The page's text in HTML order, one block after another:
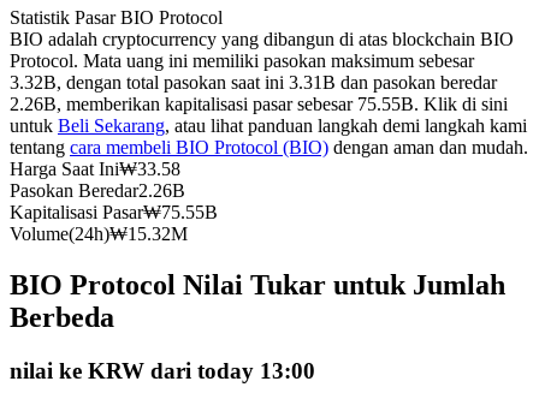
Copy Trading
Bergabunglah dengan pedagang top
Statistik Pasar BIO Protocol
BIO adalah cryptocurrency yang dibangun di atas blockchain BIO
Protocol. Mata uang ini memiliki pasokan maksimum sebesar
3.32B, dengan total pasokan saat ini 3.31B dan pasokan beredar
2.26B, memberikan kapitalisasi pasar sebesar 75.55B. Klik di sini
untuk Beli Sekarang, atau lihat panduan langkah demi langkah kami
tentang cara membeli BIO Protocol (BIO) dengan aman dan mudah.
Harga Saat Ini₩33.58
Pasokan Beredar2.26B
Kapitalisasi Pasar₩75.55B
Volume(24h)₩15.32M
BIO Protocol Nilai Tukar untuk Jumlah
Berbeda
nilai ke KRW dari today 13:00